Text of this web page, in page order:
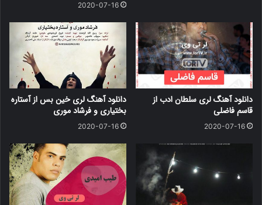
2020-07-16
دانلود آهنگ لری سلطان ادب از
قاسم فاضلی
2020-07-16
دانلود آهنگ لری خین بس از آستاره
بختیاری و فرشاد موری
2020-07-16